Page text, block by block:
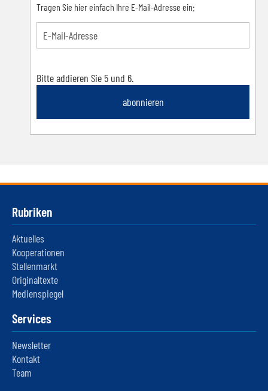
Tragen Sie hier einfach Ihre E-Mail-Adresse ein:
Bitte addieren Sie 5 und 6.
abonnieren
Rubriken
Aktuelles
Kooperationen
Stellenmarkt
Originaltexte
Medienspiegel
Services
Newsletter
Kontakt
Team